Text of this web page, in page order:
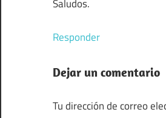
Saludos.
Responder
Dejar un comentario
Tu dirección de correo